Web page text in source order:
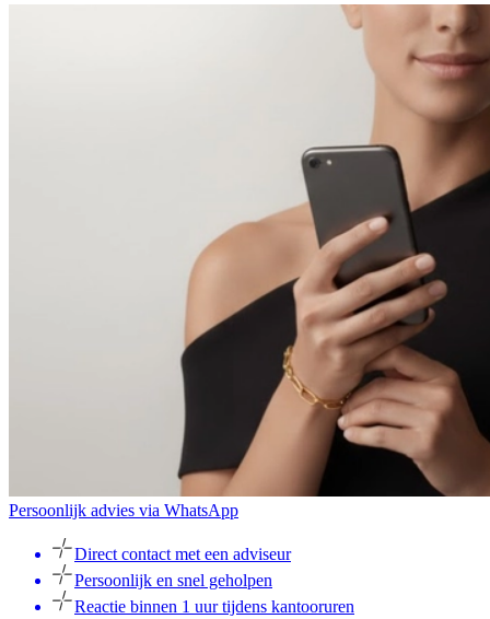
Persoonlijk advies via WhatsApp
Direct contact met een adviseur
Persoonlijk en snel geholpen
Reactie binnen 1 uur tijdens kantooruren